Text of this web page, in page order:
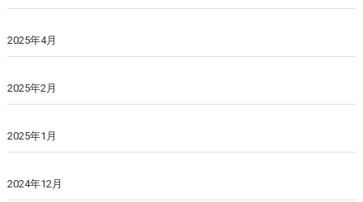
2025年4月
2025年2月
2025年1月
2024年12月